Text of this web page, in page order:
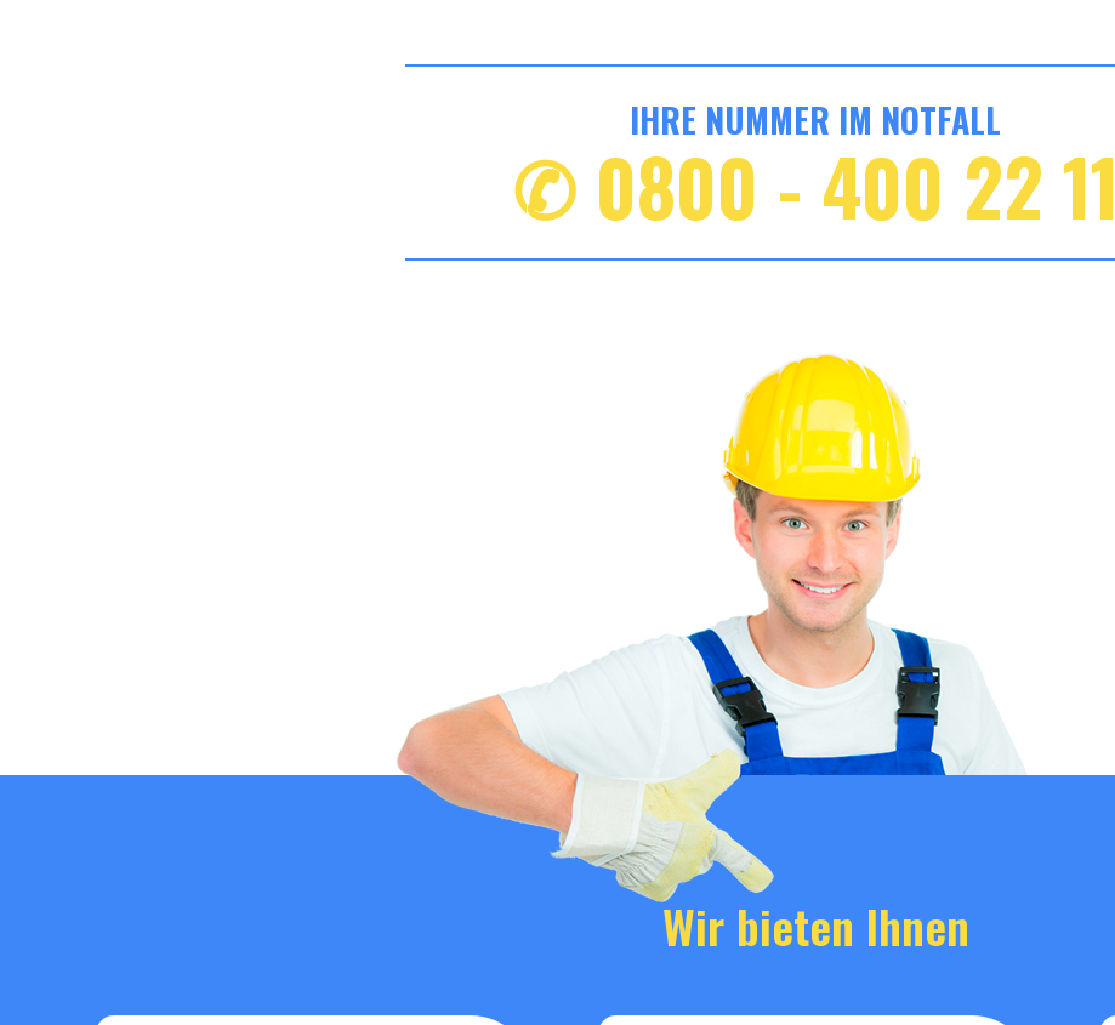
IHRE NUMMER IM NOTFALL
✆ 0800 - 400 22 11
Wir bieten Ihnen